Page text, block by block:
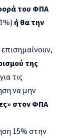
του ΦΠΑ
ή θα την
της
τις
να μην
στον ΦΠΑ
15% στην